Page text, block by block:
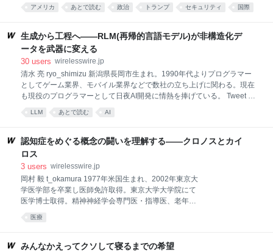
Way』（ソフトバンク クリエイティブ）、『ウェブロ
グ・ハンドブック』（毎日コミュニケーションズ）が
筆活動を続ける。 Tweet 恥ずかしい話ですが、折に触
れて自分の感覚の鈍さを思い知らされることがありま
す。 昔の話になりますが、マーガレット・アトウッド
別として、キリスト教原理主義グループによるクーデ
ターでの政権奪取により全体主義国家となった米国と
いうのが正直ピンとこないというか、さすがにありえ
ないだろうと根本のところでリアリティを感じること
アメリカ あとで読む 政治 トランプ セキュリティ 国際
生成から工程へ――RLM(再帰的言語モデル)が非構造化デ
ータを武器に変える
30 users wirelesswire.jp
清水 亮 ryo_shimizu 新潟県長岡市生まれ。1990年代よりプログラマー
としてゲーム業界、モバイル業界などで数社の立ち上げに関わる。現在
も現役のプログラマーとして日夜AI開発に情熱を捧げている。 Tweet 再
帰的言語モデル(RLM)は今最も注目を集めている大規模言語モデルエー
ジェント・アルゴリズムである。 通常「モデル」という言葉が語尾につ
場合、実際の「モデル」は、既存のOpenAIのChatGPTでも、ローカル
で動作するgpt-ossでも、DeepSeekでもいい。では何が「再帰
(Recursive)」なのかというと、LLMの「呼び出し方」である。これが各
モデル（RLM）の本質は、「LLMを一発回答の生成器として使う」ので
はなく、複数の推論ステッ
LLM あとで読む AI
認知症をめぐる概念の闘いを理解する――クロノスとカイ
ロス
3 users wirelesswire.jp
岡村 毅 t_okamura 1977年米国生まれ、2002年東京大
学医学部を卒業し医師免許取得。東京大学大学院にて
医学博士取得。精神神経学会専門医・指導医、老年精
神医学会専門医・指導医、精神保健指定医の資格を持
つ。東京大学医学部助教を経て、現在は東京都健康長
タルヘルスの研究に従事する。上智大学グリーフケア
医療
みんなかえってクソして寝るまでの希望